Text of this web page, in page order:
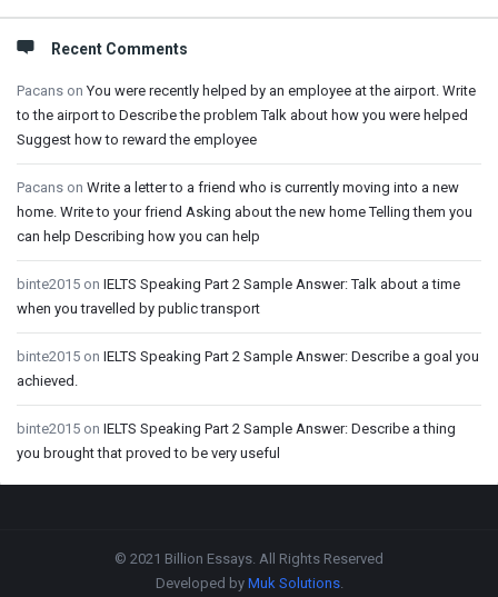
Recent Comments
Pacans onYou were recently helped by an employee at the airport. Write
to the airport to Describe the problem Talk about how you were helped
Suggest how to reward the employee
Pacans on Write a letter to a friend who is currently moving into a new
home. Write to your friend Asking about the new home Telling them you
can help Describing how you can help
binte2015 on IELTS Speaking Part 2 Sample Answer: Talk about a time
when you travelled by public transport
binte2015 on IELTS Speaking Part 2 Sample Answer: Describe a goal you
achieved.
binte2015 on IELTS Speaking Part 2 Sample Answer: Describe a thing
you brought that proved to be very useful
© 2021 Billion Essays. All Rights Reserved
Developed by Muk Solutions.